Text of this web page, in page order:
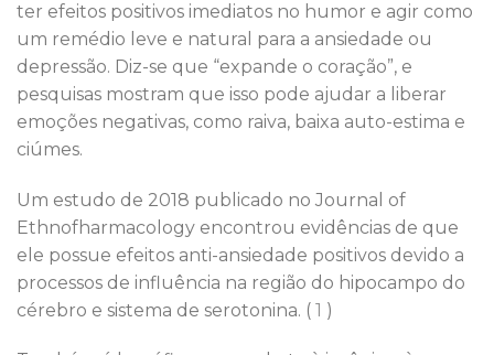
ter efeitos positivos imediatos no humor e agir como
um remédio leve e natural para a ansiedade ou
depressão. Diz-se que “expande o coração”, e
pesquisas mostram que isso pode ajudar a liberar
emoções negativas, como raiva, baixa auto-estima e
ciúmes.
Um estudo de 2018 publicado no Journal of
Ethnofharmacology encontrou evidências de que
ele possue efeitos anti-ansiedade positivos devido a
processos de influência na região do hipocampo do
cérebro e sistema de serotonina. ( 1 )